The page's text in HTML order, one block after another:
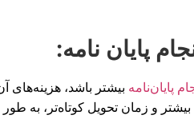
پایان‌نامه بیشتر باشد، هزینه‌های
و زمان تحویل کوتاه‌تر، به